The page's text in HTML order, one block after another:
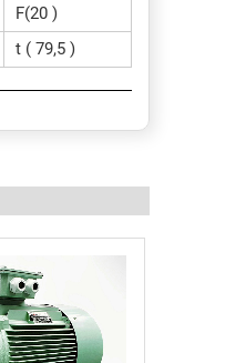
F(20 )
t ( 79,5 )